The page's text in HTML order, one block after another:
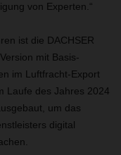
von Experten.“
ist die DACHSER
mit Basis-
im Luftfracht-Export
Laufe des Jahres 2024
um das
digital